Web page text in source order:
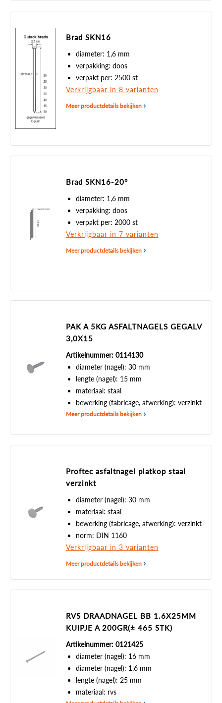
Brad SKN16
diameter: 1,6 mm
verpakking: doos
verpakt per: 2500 st
Verkrijgbaar in 8 varianten
Meer productdetails bekijken
Brad SKN16-20°
diameter: 1,6 mm
verpakking: doos
verpakt per: 2000 st
Verkrijgbaar in 7 varianten
Meer productdetails bekijken
PAK A 5KG ASFALTNAGELS GEGALV
3,0X15
Artikelnummer: 0114130
diameter (nagel): 30 mm
lengte (nagel): 15 mm
materiaal: staal
bewerking (fabricage, afwerking): verzinkt
Meer productdetails bekijken
Proftec asfaltnagel platkop staal
verzinkt
diameter (nagel): 30 mm
materiaal: staal
bewerking (fabricage, afwerking): verzinkt
norm: DIN 1160
Verkrijgbaar in 3 varianten
Meer productdetails bekijken
RVS DRAADNAGEL BB 1.6X25MM
KUIPJE A 200GR(± 465 STK)
Artikelnummer: 0121425
diameter (nagel): 16 mm
diameter (nagel): 1,6 mm
lengte (nagel): 25 mm
materiaal: rvs